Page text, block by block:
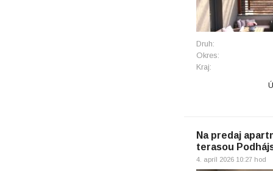
Druh:
Okres:
Kraj:
Na predaj
terasou
4. apríl 2026 10:27 hod